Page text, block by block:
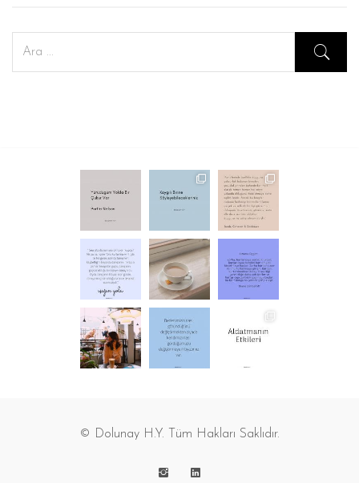
© Dolunay H.Y. Tüm Hakları Saklıdır.